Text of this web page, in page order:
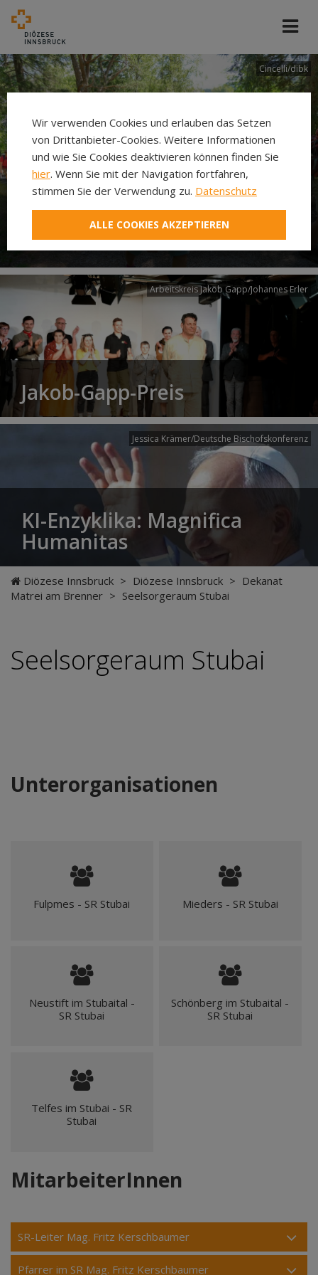
Cincelli/dibk
Neuer Pilgerweg Via
Laudato si’
Arbeitskreis Jakob Gapp/Johannes Erler
Jakob-Gapp-Preis
Jessica Krämer/Deutsche Bischofskonferenz
KI-Enzyklika: Magnifica
Humanitas
Diözese Innsbruck > Diözese Innsbruck > Dekanat
Matrei am Brenner > Seelsorgeraum Stubai
Seelsorgeraum Stubai
Unterorganisationen
Fulpmes - SR Stubai Mieders - SR Stubai
Neustift im Stubaital -
SR Stubai
Schönberg im Stubaital -
SR Stubai
Telfes im Stubai - SR
Stubai
MitarbeiterInnen
SR-Leiter Mag. Fritz Kerschbaumer
Pfarrer im SR Mag. Fritz Kerschbaumer
Wir verwenden Cookies und erlauben das Setzen
von Drittanbieter-Cookies. Weitere Informationen
und wie Sie Cookies deaktivieren können finden Sie
hier. Wenn Sie mit der Navigation fortfahren,
stimmen Sie der Verwendung zu. Datenschutz
ALLE COOKIES AKZEPTIEREN